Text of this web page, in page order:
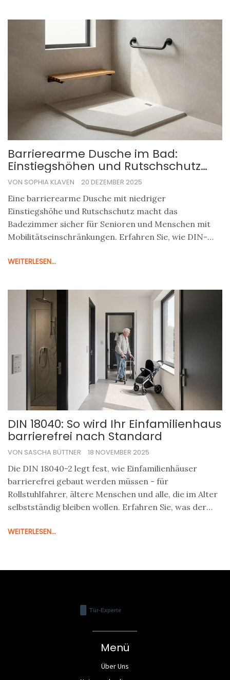
Barrierearme Dusche im Bad:
Einstiegshöhen und Rutschschutz
richtig planen
VON SOPHIA KLAVEN 20 DEZEMBER 2025
Eine barrierearme Dusche mit niedriger
Einstiegshöhe und Rutschschutz macht das
Badezimmer sicher für Senioren und Menschen mit
Mobilitätseinschränkungen. Erfahren Sie, wie DIN-
bestimmen.
WEITERLESEN...
DIN 18040: So wird Ihr Einfamilienhaus
barrierefrei nach Standard
VON SASCHA BÜTTNER 18 NOVEMBER 2025
Die DIN 18040-2 legt fest, wie Einfamilienhäuser
barrierefrei gebaut werden müssen - für
Rollstuhlfahrer, ältere Menschen und alle, die im Alter
selbstständig bleiben wollen. Erfahren Sie, was der
viel es kostet und warum es sich lohnt.
WEITERLESEN...
Menü
Über Uns